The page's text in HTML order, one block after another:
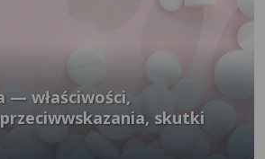
— właściwości,
skutki